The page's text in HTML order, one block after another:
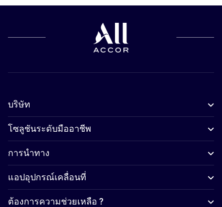
บริษัท
โซลูชันระดับมืออาชีพ
การนำทาง
แอปอุปกรณ์เคลื่อนที่
ต้องการความช่วยเหลือ ?